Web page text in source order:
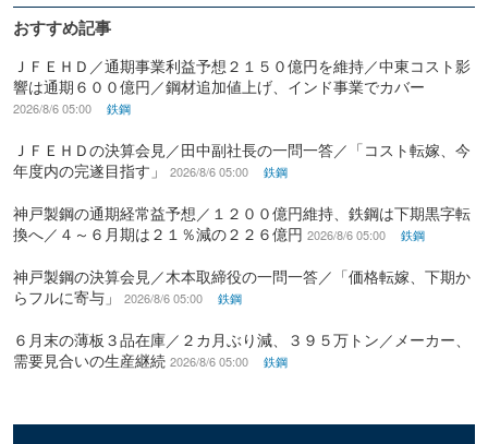
おすすめ記事
ＪＦＥＨＤ／通期事業利益予想２１５０億円を維持／中東コスト影
響は通期６００億円／鋼材追加値上げ、インド事業でカバー
2026/8/6 05:00 鉄鋼
ＪＦＥＨＤの決算会見／田中副社長の一問一答／「コスト転嫁、今
年度内の完遂目指す」
2026/8/6 05:00 鉄鋼
神戸製鋼の通期経常益予想／１２００億円維持、鉄鋼は下期黒字転
換へ／４～６月期は２１％減の２２６億円 2026/8/6 05:00 鉄鋼
神戸製鋼の決算会見／木本取締役の一問一答／「価格転嫁、下期か
らフルに寄与」
2026/8/6 05:00 鉄鋼
６月末の薄板３品在庫／２カ月ぶり減、３９５万トン／メーカー、
需要見合いの生産継続 2026/8/6 05:00 鉄鋼